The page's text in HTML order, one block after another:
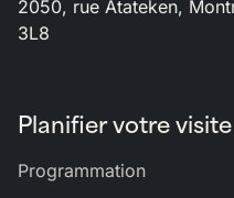
2050, rue Atateken,
3L8
Planifier votre visite
Programmation